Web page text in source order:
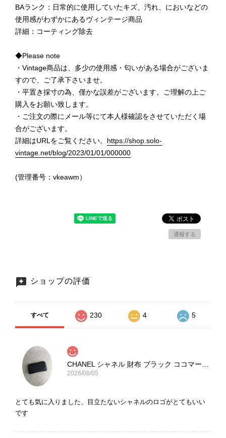
BAランク：日常的に使用していたキズ、汚れ、においなどの
使用感がわずかにあるヴィンテージ商品
詳細：コーティング除去
◆Please note
・Vintage商品は、多少の使用感・匂いがある場合がございま
すので、ご了承下さいませ。
・平置き採寸の為、僅かな誤差がございます。ご理解の上ご
購入をお願い致します。
・ご注文の際にメール等にて本人様確認をさせていただく場
合がございます。
詳細はURLをご覧ください。 https://shop.solo-
vintage.net/blog/2023/01/01/000000
(管理番号：vkeawm）
通報する
ショップの評価
すべて 230 4 5
CHANEL シャネル 財布 ブラック ココマーク レザー キャビアスキン 長財布 vintage ヴィンテージ オールド cvjxwf
2026/08/05
とても気に入りました、目立たないシャネルのロゴがとてもいい
です